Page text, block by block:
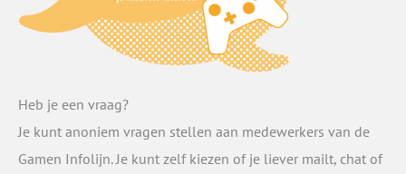
Heb je een vraag?
Je kunt anoniem vragen stellen aan medewerkers van de
Gamen Infolijn. Je kunt zelf kiezen of je liever mailt, chat of